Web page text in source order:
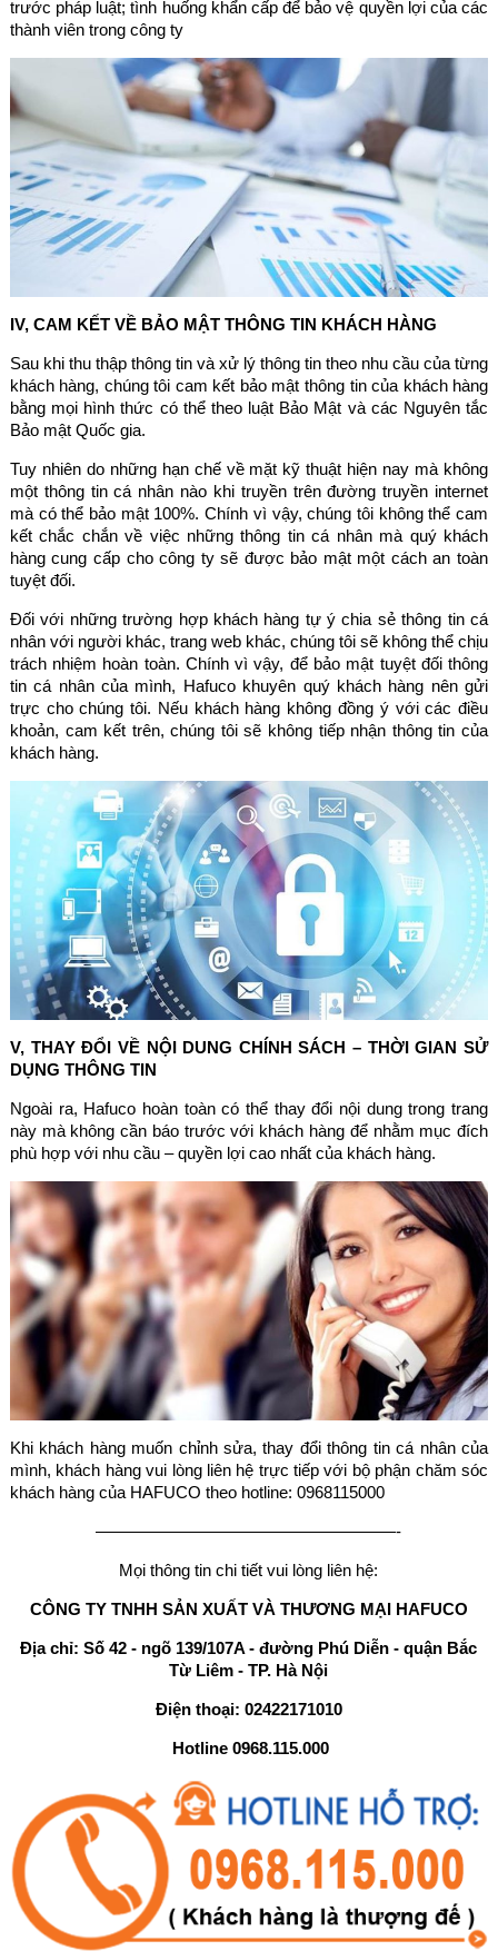
trước pháp luật; tình huống khẩn cấp để bảo vệ quyền lợi của các
thành viên trong công ty
IV, CAM KẾT VỀ BẢO MẬT THÔNG TIN KHÁCH HÀNG
Sau khi thu thập thông tin và xử lý thông tin theo nhu cầu của từng
khách hàng, chúng tôi cam kết bảo mật thông tin của khách hàng
bằng mọi hình thức có thể theo luật Bảo Mật và các Nguyên tắc
Bảo mật Quốc gia.
Tuy nhiên do những hạn chế về mặt kỹ thuật hiện nay mà không
một thông tin cá nhân nào khi truyền trên đường truyền internet
mà có thể bảo mật 100%. Chính vì vậy, chúng tôi không thể cam
kết chắc chắn về việc những thông tin cá nhân mà quý khách
hàng cung cấp cho công ty sẽ được bảo mật một cách an toàn
tuyệt đối.
Đối với những trường hợp khách hàng tự ý chia sẻ thông tin cá
nhân với người khác, trang web khác, chúng tôi sẽ không thể chịu
trách nhiệm hoàn toàn. Chính vì vậy, để bảo mật tuyệt đối thông
tin cá nhân của mình, Hafuco khuyên quý khách hàng nên gửi
trực cho chúng tôi. Nếu khách hàng không đồng ý với các điều
khoản, cam kết trên, chúng tôi sẽ không tiếp nhận thông tin của
khách hàng.
V, THAY ĐỔI VỀ NỘI DUNG CHÍNH SÁCH – THỜI GIAN SỬ
DỤNG THÔNG TIN
Ngoài ra, Hafuco hoàn toàn có thể thay đổi nội dung trong trang
này mà không cần báo trước với khách hàng để nhằm mục đích
phù hợp với nhu cầu – quyền lợi cao nhất của khách hàng.
Khi khách hàng muốn chỉnh sửa, thay đổi thông tin cá nhân của
mình, khách hàng vui lòng liên hệ trực tiếp với bộ phận chăm sóc
khách hàng của HAFUCO theo hotline: 0968115000
——————————————————-
Mọi thông tin chi tiết vui lòng liên hệ:
CÔNG TY TNHH SẢN XUẤT VÀ THƯƠNG MẠI HAFUCO
Địa chỉ: Số 42 - ngõ 139/107A - đường Phú Diễn - quận Bắc
Từ Liêm - TP. Hà Nội
Điện thoại: 02422171010
Hotline 0968.115.000